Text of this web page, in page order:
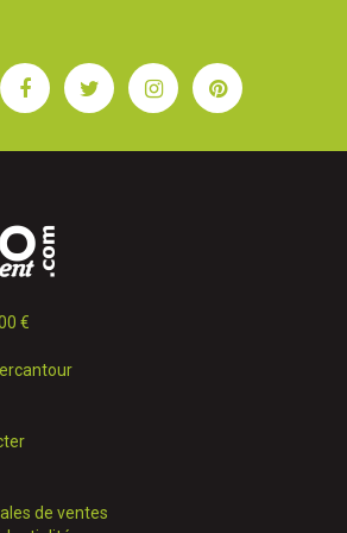
FacebookTwitterInstagramPinterest
€
de ventes